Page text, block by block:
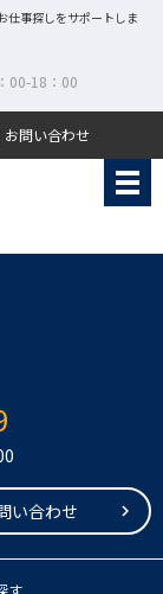
仕事探しをサポートしま
00-18：00
お問い合わせ
い合わせ